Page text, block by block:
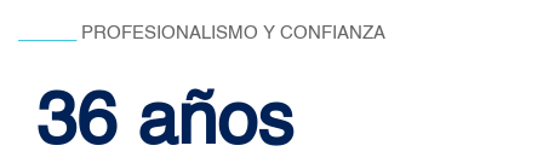
PROFESIONALISMO Y CONFIANZA
36 años